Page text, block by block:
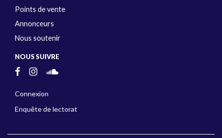
Points de vente
Annonceurs
Nous soutenir
NOUS SUIVRE
Connexion
Enquête de lectorat